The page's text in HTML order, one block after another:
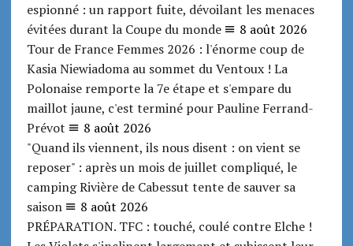
espionné : un rapport fuite, dévoilant les menaces
évitées durant la Coupe du monde
8 août 2026
Tour de France Femmes 2026 : l'énorme coup de
Kasia Niewiadoma au sommet du Ventoux ! La
Polonaise remporte la 7e étape et s'empare du
maillot jaune, c'est terminé pour Pauline Ferrand-
Prévot
8 août 2026
"Quand ils viennent, ils nous disent : on vient se
reposer" : après un mois de juillet compliqué, le
camping Rivière de Cabessut tente de sauver sa
saison
8 août 2026
PRÉPARATION. TFC : touché, coulé contre Elche !